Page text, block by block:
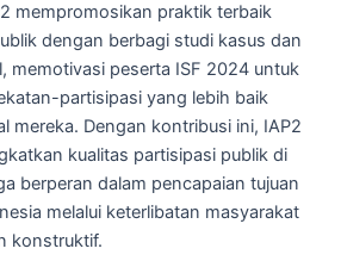
mempromosikan praktik terbaik
dengan berbagi studi kasus dan
memotivasi peserta ISF 2024 untuk
partisipasi yang lebih baik
mereka. Dengan kontribusi ini, IAP2
kualitas partisipasi publik di
berperan dalam pencapaian tujuan
melalui keterlibatan masyarakat
konstruktif.